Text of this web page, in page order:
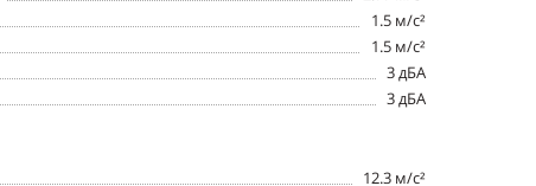
1.5 м/с²
1.5 м/с²
3 дБА
3 дБА
12.3 м/с²